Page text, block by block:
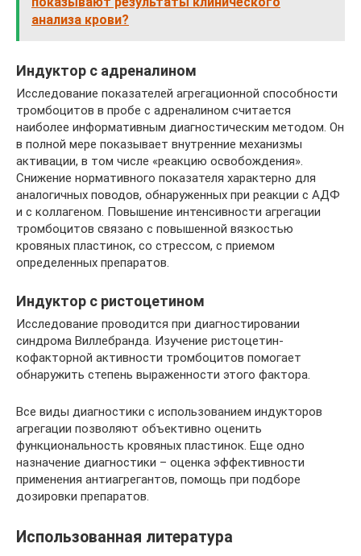
анализа крови?
Индуктор с адреналином
Исследование показателей агрегационной способности
тромбоцитов в пробе с адреналином считается
наиболее информативным диагностическим методом. Он
в полной мере показывает внутренние механизмы
активации, в том числе «реакцию освобождения».
Снижение нормативного показателя характерно для
аналогичных поводов, обнаруженных при реакции с АДФ
и с коллагеном. Повышение интенсивности агрегации
тромбоцитов связано с повышенной вязкостью
кровяных пластинок, со стрессом, с приемом
определенных препаратов.
Индуктор с ристоцетином
Исследование проводится при диагностировании
синдрома Виллебранда. Изучение ристоцетин-
кофакторной активности тромбоцитов помогает
обнаружить степень выраженности этого фактора.
Все виды диагностики с использованием индукторов
агрегации позволяют объективно оценить
функциональность кровяных пластинок. Еще одно
назначение диагностики – оценка эффективности
применения антиагрегантов, помощь при подборе
дозировки препаратов.
Использованная литература